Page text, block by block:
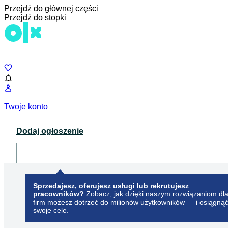
Przejdź do głównej części
Przejdź do stopki
Twoje konto
Dodaj ogłoszenie
Sprzedajesz, oferujesz usługi lub rekrutujesz
pracowników? Zobacz, jak dzięki naszym rozwiązaniom dla
firm możesz dotrzeć do milionów użytkowników — i osiągnąć
swoje cele.